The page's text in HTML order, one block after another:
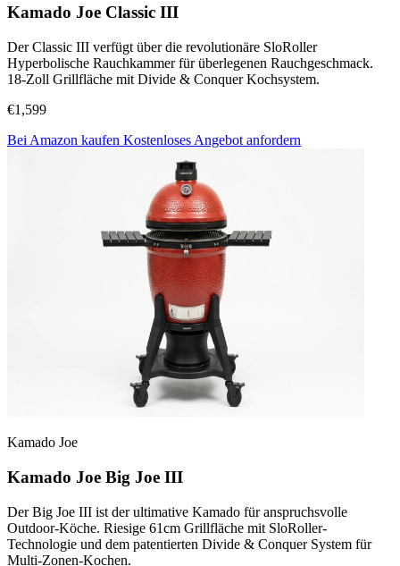
Kamado Joe Classic III
Der Classic III verfügt über die revolutionäre SloRoller
Hyperbolische Rauchkammer für überlegenen Rauchgeschmack.
18-Zoll Grillfläche mit Divide & Conquer Kochsystem.
€1,599
Bei Amazon kaufen Kostenloses Angebot anfordern
Kamado Joe
Kamado Joe Big Joe III
Der Big Joe III ist der ultimative Kamado für anspruchsvolle
Outdoor-Köche. Riesige 61cm Grillfläche mit SloRoller-
Technologie und dem patentierten Divide & Conquer System für
Multi-Zonen-Kochen.